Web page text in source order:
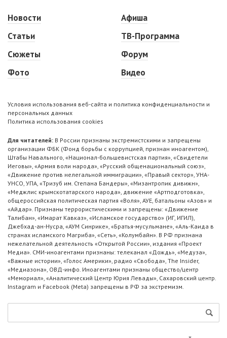
Новости
Статьи
Сюжеты
Фото
Афиша
ТВ-Программа
Форум
Видео
Условия использования веб-сайта и политика конфиденциальности и
персональных данных
Политика использования cookies
Для читателей: В России признаны экстремистскими и запрещены
организации ФБК (Фонд борьбы с коррупцией, признан иноагентом),
Штабы Навального, «Национал-большевистская партия», «Свидетели
Иеговы», «Армия воли народа», «Русский общенациональный союз»,
«Движение против нелегальной иммиграции», «Правый сектор», УНА-
УНСО, УПА, «Тризуб им. Степана Бандеры», «Мизантропик дивижн»,
«Меджлис крымскотатарского народа», движение «Артподготовка»,
общероссийская политическая партия «Воля», АУЕ, батальоны «Азов» и
«Айдар». Признаны террористическими и запрещены: «Движение
Талибан», «Имарат Кавказ», «Исламское государство» (ИГ, ИГИЛ),
Джебхад-ан-Нусра, «АУМ Синрике», «Братья-мусульмане», «Аль-Каида в
странах исламского Магриба», «Сеть», «Колумбайн». В РФ признана
нежелательной деятельность «Открытой России», издания «Проект
Медиа». СМИ-иноагентами признаны: телеканал «Дождь», «Медуза»,
«Важные истории», «Голос Америки», радио «Свобода», The Insider,
«Медиазона», ОВД-инфо. Иноагентами признаны общество/центр
«Мемориал», «Аналитический Центр Юрия Левады», Сахаровский центр.
Instagram и Facebook (Metа) запрещены в РФ за экстремизм.